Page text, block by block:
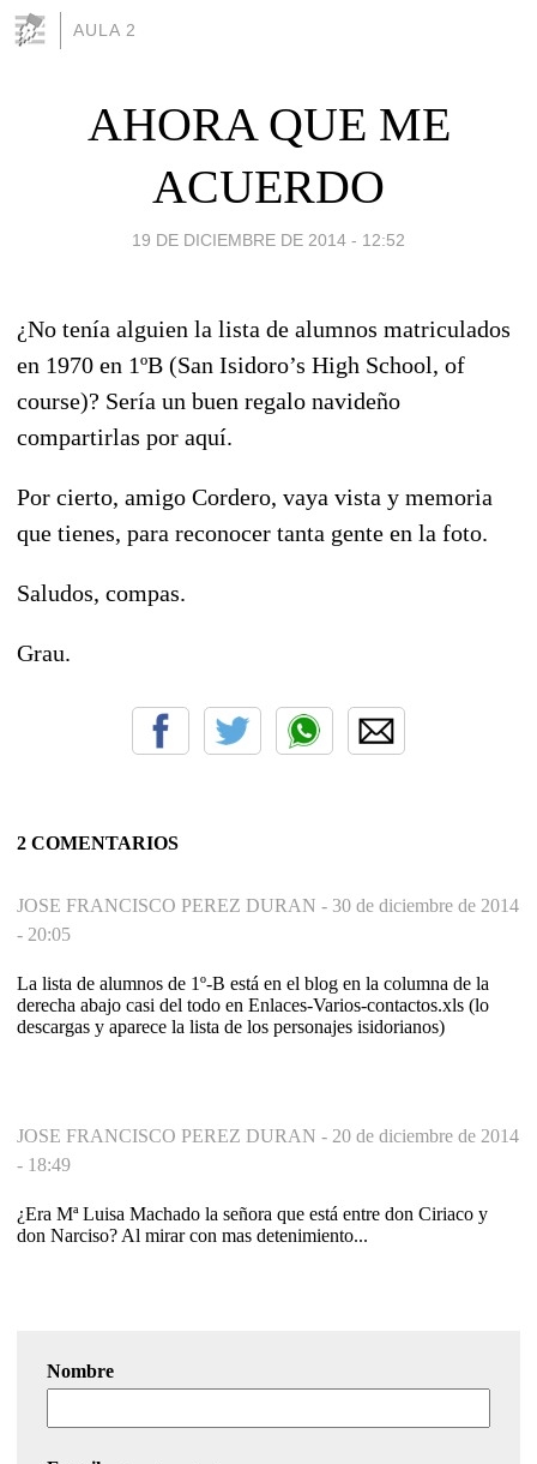
AULA 2
AHORA QUE ME
ACUERDO
19 DE DICIEMBRE DE 2014 - 12:52
¿No tenía alguien la lista de alumnos matriculados
en 1970 en 1ºB (San Isidoro’s High School, of
course)? Sería un buen regalo navideño
compartirlas por aquí.
Por cierto, amigo Cordero, vaya vista y memoria
que tienes, para reconocer tanta gente en la foto.
Saludos, compas.
Grau.
2 COMENTARIOS
JOSE FRANCISCO PEREZ DURAN - 30 de diciembre de 2014
- 20:05
La lista de alumnos de 1º-B está en el blog en la columna de la
derecha abajo casi del todo en Enlaces-Varios-contactos.xls (lo
descargas y aparece la lista de los personajes isidorianos)
JOSE FRANCISCO PEREZ DURAN - 20 de diciembre de 2014
- 18:49
¿Era Mª Luisa Machado la señora que está entre don Ciriaco y
don Narciso? Al mirar con mas detenimiento...
Nombre